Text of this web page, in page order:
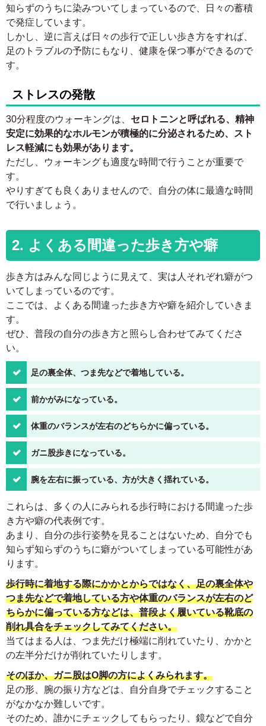
知らずのうちに染みついてしまっているので、日々の蓄積
で発症しています。
しかし、逆に言えば日々の歩行で正しい歩き方をすれば、
足のトラブルの予防にもなり、健康を保つ事ができるので
す。
ストレスの発散
30分程度のウォーキングは、 セロトニンと呼ばれる、精神
安定に効果的なホルモンが積極的に分泌されるため、スト
レス軽減にも効果があります。
ただし、ウォーキングも適度な時間で行うことが重要で
す。
やりすぎても良くありませんので、自分の体に最適な時間
で行いましょう。
2. よくある間違った歩き方や癖
歩き方はみんな同じように見えて、実は人それぞれ癖がつ
いてしまっているのです。
ここでは、よくある間違った歩き方や癖を紹介していきま
す。
ぜひ、普段の自分の歩き方と照らし合わせてみてくださ
い。
足の裏全体、つま先などで着地している。
前かがみになっている。
体重のバランスが左右のどちらかに偏っている。
ガニ股歩きになっている。
腕を左右に振っている、方が大きく揺れている。
これらは、多くの人にみられる歩行時における間違った歩
き方や癖の代表例です。
あまり、自分の歩行姿勢を見ることはないため、自分でも
知らず知らずのうちに癖がついてしまっている可能性があ
ります。
歩行時に着地する際にかかとからではなく、足の裏全体や
つま先などで着地している方や体重のバランスが左右のど
ちらかに偏っている方などは、普段よく履いている靴底の
削れ具合をチェックしてみてください。
当てはまる人は、つま先だけ極端に削れていたり、かかと
の左半分だけが削れていたりします。
そのほか、ガニ股はO脚の方によくみられます。
足の形、腕の振り方などは、自分自身でチェックすること
がなかなか難しいです。
そのため、誰かにチェックしてもらったり、鏡などで自分